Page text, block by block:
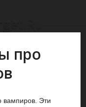
про
вампиров . Эти